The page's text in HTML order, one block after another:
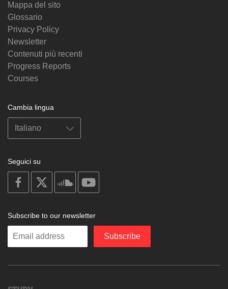
Mappa del sito
Glossario
Privacy Policy
Newsletter
Contenuti più recenti
Progress Reports
Courses
Cambia lingua
Seguici su
on
facebook
soundcloud
Subscribe to our newsletter
Enter
Subscribe